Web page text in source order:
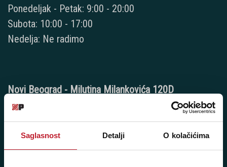
Saglasnost Detalji O kolačićima
Ponedeljak - Petak: 9:00 - 20:00
Subota: 10:00 - 17:00
Nedelja: Ne radimo
Novi Beograd - Milutina Milankovića 120D
Telefoni:
+381 11 777 7776
+381 11 7777 270